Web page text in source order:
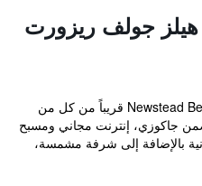
هيلز جولف ريزورت
تقع Newstead Belmont Hills Golf Resort & Spa قريباً من كل من
جاكوزي، إنترنت مجاني ومسبح
بالإضافة إلى شرفة مشمسة،